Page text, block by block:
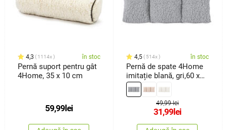
4,3 1114x în stoc
Pernă suport pentru gât
4Home, 35 x 10 cm
59,99 lei
4,5 514x în stoc
Pernă de spate 4Home
imitație blană, gri,60 x
30 cm
49,99 lei
31,99 lei